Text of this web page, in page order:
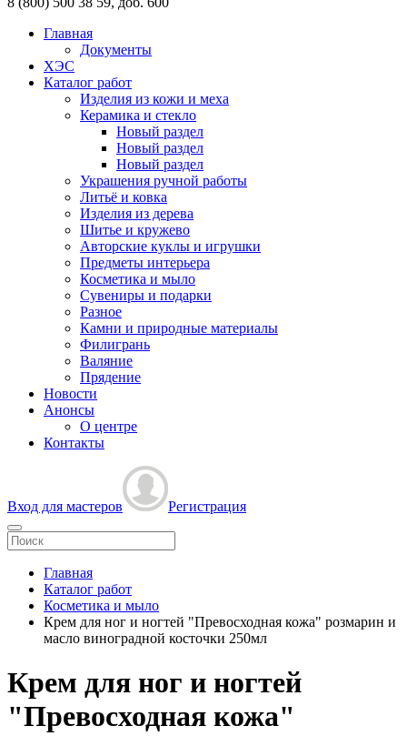
Главная
Документы
ХЭС
Каталог работ
Изделия из кожи и меха
Керамика и стекло
Новый раздел
Новый раздел
Новый раздел
Украшения ручной работы
Литьё и ковка
Изделия из дерева
Шитье и кружево
Авторские куклы и игрушки
Предметы интерьера
Косметика и мыло
Сувениры и подарки
Разное
Камни и природные материалы
Филигрань
Валяние
Прядение
Новости
Анонсы
О центре
Контакты
Вход для мастеров Регистрация
Главная
Каталог работ
Косметика и мыло
Крем для ног и ногтей "Превосходная кожа" розмарин и
масло виноградной косточки 250мл
Крем для ног и ногтей
"Превосходная кожа"